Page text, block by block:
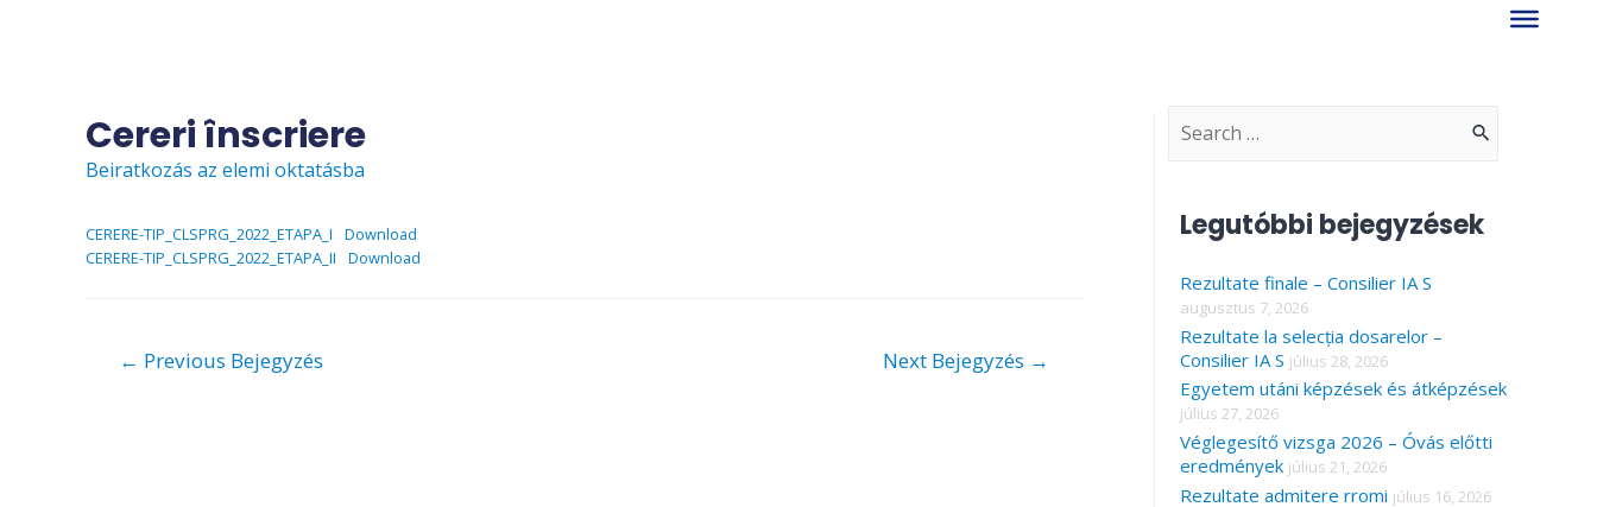
Cereri înscriere
Beiratkozás az elemi oktatásba
CERERE-TIP_CLSPRG_2022_ETAPA_I
Download
CERERE-TIP_CLSPRG_2022_ETAPA_II
Download
Bejegyzés
← Previous Bejegyzés Next Bejegyzés →
S
c
h
f
o
r
:
Legutóbbi bejegyzések
Rezultate finale – Consilier IA S
augusztus 7, 2026
Rezultate la selecția dosarelor –
Consilier IA S július 28, 2026
Egyetem utáni képzések és átképzések
július 27, 2026
Véglegesítő vizsga 2026 – Óvás előtti
eredmények július 21, 2026
Rezultate admitere rromi július 16, 2026